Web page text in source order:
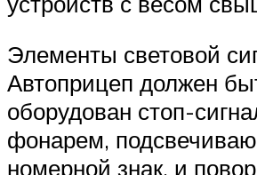
Элементы световой
Автоприцеп должен
оборудован стоп-
фонарем,
номерной знак, и